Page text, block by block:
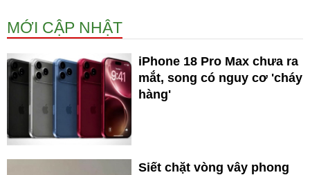
MỚI CẬP NHẬT
iPhone 18 Pro Max chưa ra
mắt, song có nguy cơ 'cháy
hàng'
Siết chặt vòng vây phong